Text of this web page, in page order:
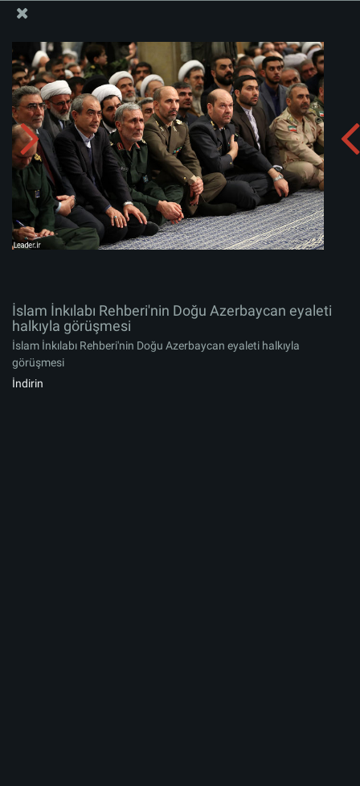
İslam İnkılabı Rehberi'nin Doğu Azerbaycan eyaleti
halkıyla görüşmesi
Albümü indirin:
İslam İnkılabı Rehberi'nin Doğu Azerbaycan eyaleti
halkıyla görüşmesi
İslam İnkılabı Rehberi'nin Doğu Azerbaycan eyaleti halkıyla
görüşmesi
İndirin